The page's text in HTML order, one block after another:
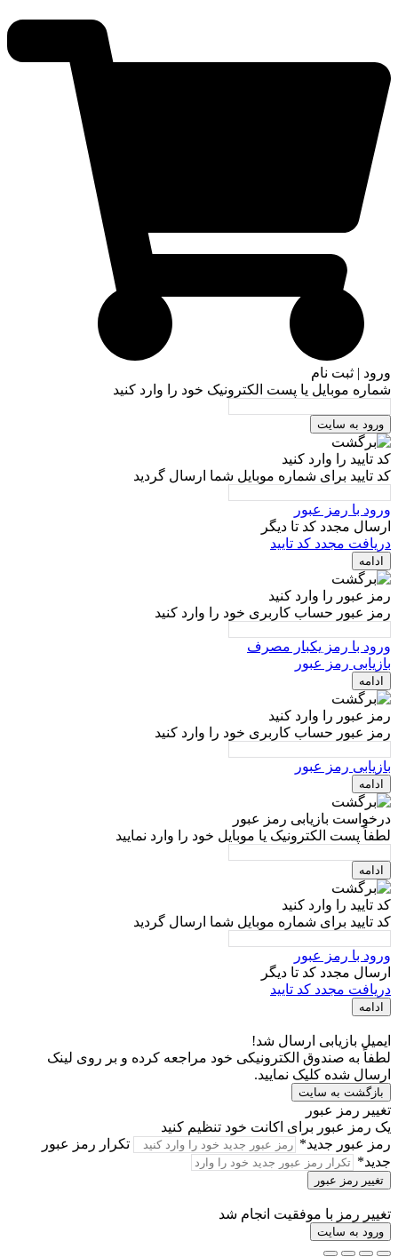
ورود | ثبت نام
شماره موبایل یا پست الکترونیک خود را وارد کنید
ورود به سایت
کد تایید را وارد کنید
کد تایید برای شماره موبایل شما ارسال گردید
ورود با رمز عبور
ارسال مجدد کد تا دیگر
دریافت مجدد کد تایید
ادامه
رمز عبور را وارد کنید
رمز عبور حساب کاربری خود را وارد کنید
ورود با رمز یکبار مصرف
بازیابی رمز عبور
ادامه
رمز عبور را وارد کنید
رمز عبور حساب کاربری خود را وارد کنید
بازیابی رمز عبور
ادامه
درخواست بازیابی رمز عبور
لطفاً پست الکترونیک یا موبایل خود را وارد نمایید
ادامه
کد تایید را وارد کنید
کد تایید برای شماره موبایل شما ارسال گردید
ورود با رمز عبور
ارسال مجدد کد تا دیگر
دریافت مجدد کد تایید
ادامه
ایمیل بازیابی ارسال شد!
لطفاً به صندوق الکترونیکی خود مراجعه کرده و بر روی لینک
ارسال شده کلیک نمایید.
بازگشت به سایت
تغییر رمز عبور
یک رمز عبور برای اکانت خود تنظیم کنید
رمز عبور جدید*
تکرار رمز عبور
جدید*
تغییر رمز عبور
تغییر رمز با موفقیت انجام شد
ورود به سایت